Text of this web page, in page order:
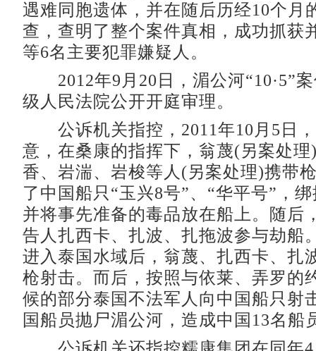
遇难同胞遗体，并在随后历经10个月
查，查明了整个案件真相，成功抓获
等6名主要犯罪嫌疑人。
2012年9月20日，湄公河“10·5”案
级人民法院公开开庭审理。
公诉机关指控，2011年10月5日，
意，在桑康的指挥下，翁蔑(另案处
香、岩湍、岩梭等人(另案处理)携带
了中国船只“玉兴8号”、“华平号”，
并将事先准备的毒品放在船上。随后
告人扎西卡、扎波、扎拖波参与劫船
进入泰国水域后，翁蔑、扎西卡、扎
枪射击。而后，按照与依莱、弄罗的
候的部分泰国不法军人向中国船只射
国船员抛尸湄公河，造成中国13名船